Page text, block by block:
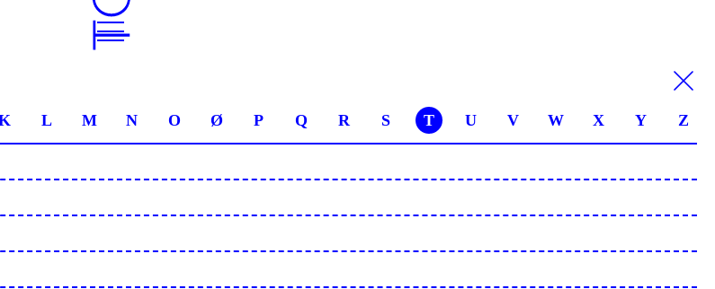
L M N O Ø P Q R S T U V W X Y Z